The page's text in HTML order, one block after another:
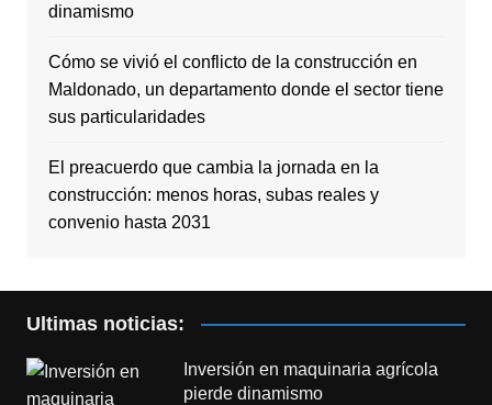
dinamismo
Cómo se vivió el conflicto de la construcción en
Maldonado, un departamento donde el sector tiene
sus particularidades
El preacuerdo que cambia la jornada en la
construcción: menos horas, subas reales y
convenio hasta 2031
Ultimas noticias:
Inversión en maquinaria agrícola
pierde dinamismo